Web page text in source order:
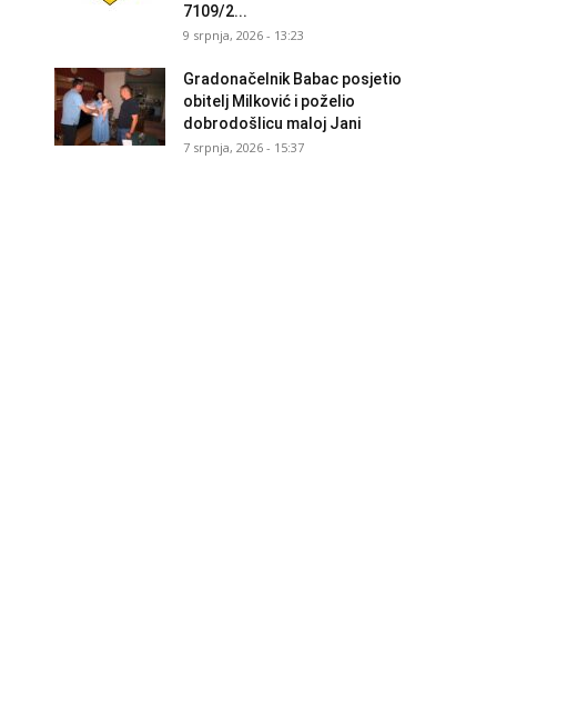
7109/2...
9 srpnja, 2026 - 13:23
Gradonačelnik Babac posjetio
obitelj Milković i poželio
dobrodošlicu maloj Jani
7 srpnja, 2026 - 15:37